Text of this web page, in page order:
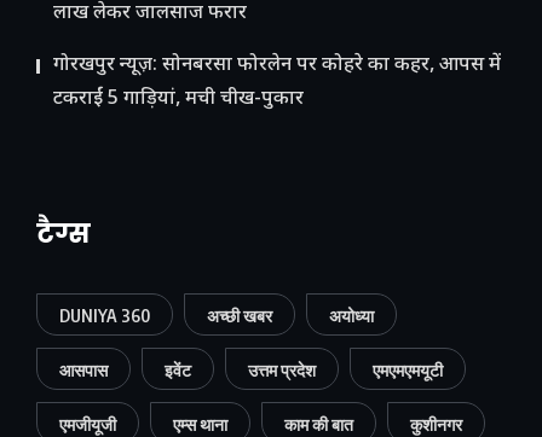
लाख लेकर जालसाज फरार
गोरखपुर न्यूज़: सोनबरसा फोरलेन पर कोहरे का कहर, आपस में
टकराईं 5 गाड़ियां, मची चीख-पुकार
टैग्स
DUNIYA 360 अच्छी खबर अयोध्या
आसपास इवेंट उत्तम प्रदेश एमएमएमयूटी
एमजीयूजी एम्स थाना काम की बात कुशीनगर